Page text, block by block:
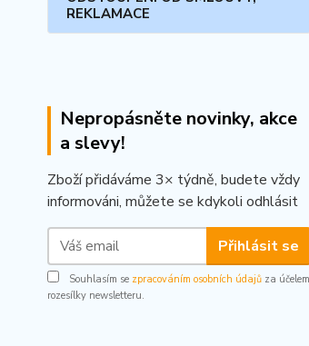
REKLAMACE
Nepropásněte novinky, akce
a slevy!
Zboží přidáváme 3× týdně, budete vždy
informováni, můžete se kdykoli odhlásit
Přihlásit se
Souhlasím se zpracováním osobních údajů za účelem
rozesílky newsletteru.